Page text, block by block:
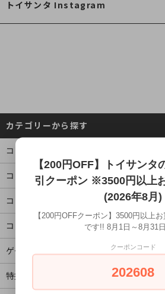
トイサンタ Instagram
カテゴリーから探す
コレクションケース
コミック・アニメ(ジャンプ)
コミック・アニメ(その他)
コミック・アニメ(ラノベ系)
ゲームキャラクター
特撮・ヒーロー
【200円OFF】トイサンタ
引クーポン ※3500円以上
(2026年8月)
【200円OFFクーポン】3500円以上
です!! 8月1日～8月31
クーポンコード
202608